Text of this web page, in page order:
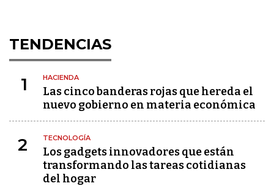
TENDENCIAS
1 HACIENDA
Las cinco banderas rojas que hereda el
nuevo gobierno en materia económica
2 TECNOLOGÍA
Los gadgets innovadores que están
transformando las tareas cotidianas
del hogar